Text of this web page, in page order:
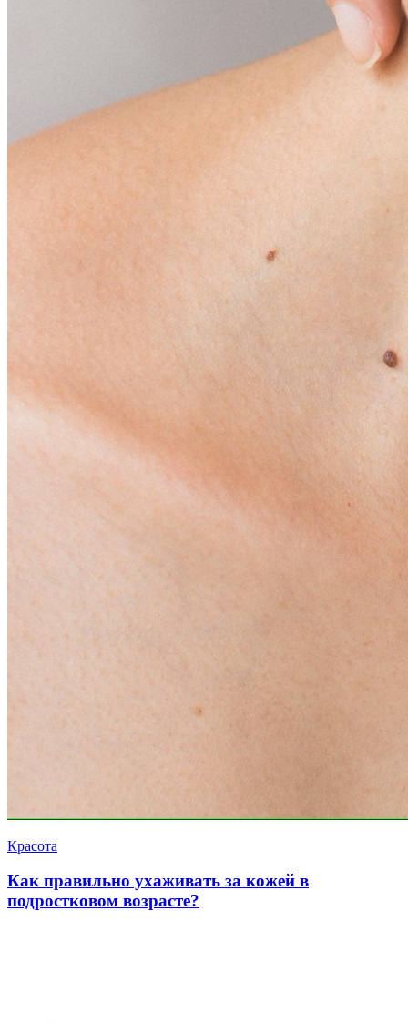
Красота
Как правильно ухаживать за кожей в
подростковом возрасте?